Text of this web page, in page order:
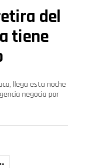
del
tiene
llega esta noche
negocia por